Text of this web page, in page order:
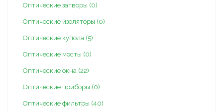
Оптические затворы (0)
Оптические изоляторы (0)
Оптические купола (5)
Оптические мосты (0)
Оптические окна (22)
Оптические приборы (0)
Оптические фильтры (40)